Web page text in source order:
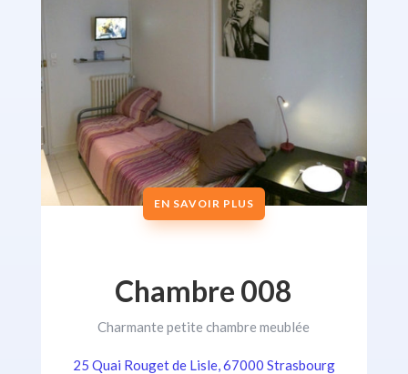
EN SAVOIR PLUS
Chambre 008
Charmante petite chambre meublée
25 Quai Rouget de Lisle, 67000 Strasbourg